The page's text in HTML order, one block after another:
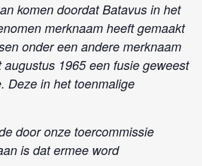
komen doordat Batavus in het
merknaam heeft gemaakt
onder een andere merknaam
1965 een fusie geweest
Deze in het toenmalige
door onze toercommissie
is dat ermee word